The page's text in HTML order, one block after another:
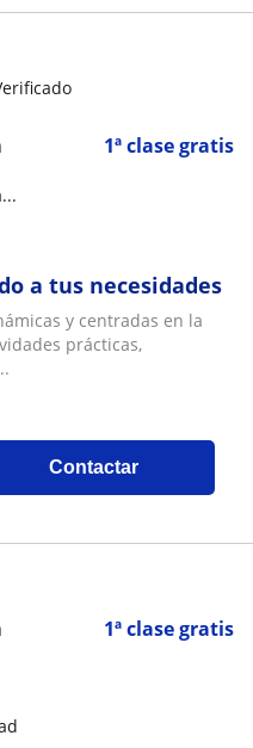
1ª clase gratis
a tus necesidades
y centradas en la
prácticas,
Contactar
1ª clase gratis